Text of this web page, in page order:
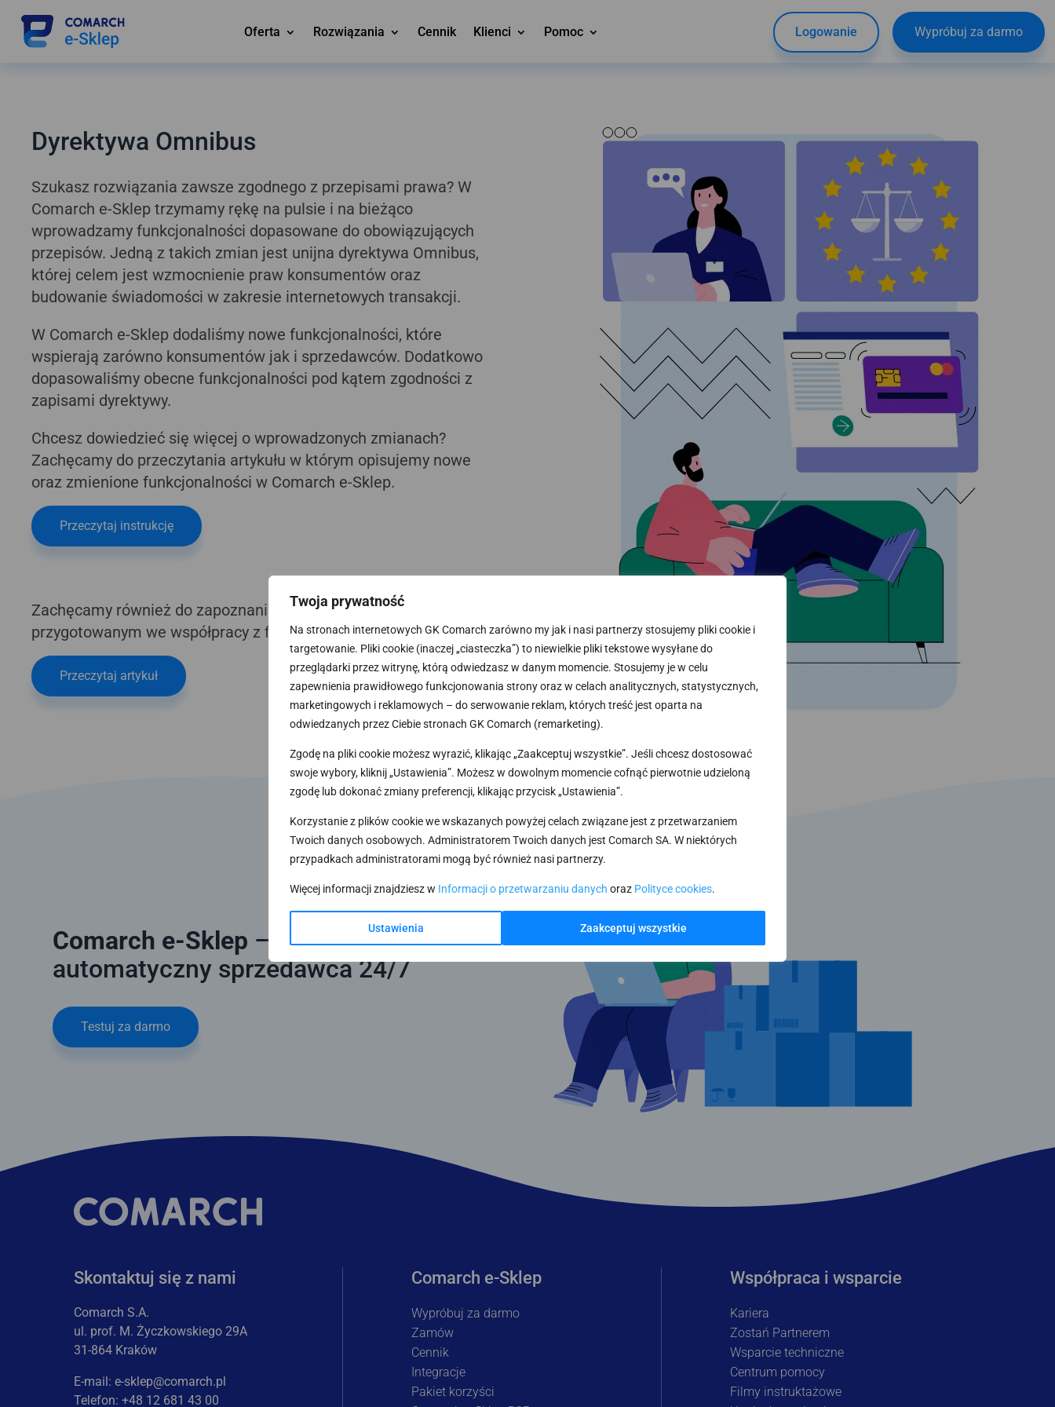
Twoja prywatność
Na stronach internetowych GK Comarch zarówno my jak i nasi partnerzy stosujemy pliki cookie i
targetowanie. Pliki cookie (inaczej „ciasteczka”) to niewielkie pliki tekstowe wysyłane do
przeglądarki przez witrynę, którą odwiedzasz w danym momencie. Stosujemy je w celu
zapewnienia prawidłowego funkcjonowania strony oraz w celach analitycznych, statystycznych,
marketingowych i reklamowych – do serwowanie reklam, których treść jest oparta na
odwiedzanych przez Ciebie stronach GK Comarch (remarketing).
Zgodę na pliki cookie możesz wyrazić, klikając „Zaakceptuj wszystkie”. Jeśli chcesz dostosować
swoje wybory, kliknij „Ustawienia”. Możesz w dowolnym momencie cofnąć pierwotnie udzieloną
zgodę lub dokonać zmiany preferencji, klikając przycisk „Ustawienia”.
Korzystanie z plików cookie we wskazanych powyżej celach związane jest z przetwarzaniem
Twoich danych osobowych. Administratorem Twoich danych jest Comarch SA. W niektórych
przypadkach administratorami mogą być również nasi partnerzy.
Więcej informacji znajdziesz w Informacji o przetwarzaniu danych oraz Polityce cookies.
Ustawienia Zaakceptuj wszystkie
Oferta Rozwiązania Cennik Klienci Pomoc Logowanie Wypróbuj za darmo
Dyrektywa Omnibus
Szukasz rozwiązania zawsze zgodnego z przepisami prawa? W
Comarch e-Sklep trzymamy rękę na pulsie i na bieżąco
wprowadzamy funkcjonalności dopasowane do obowiązujących
przepisów. Jedną z takich zmian jest unijna dyrektywa Omnibus,
której celem jest wzmocnienie praw konsumentów oraz
budowanie świadomości w zakresie internetowych transakcji.
W Comarch e-Sklep dodaliśmy nowe funkcjonalności, które
wspierają zarówno konsumentów jak i sprzedawców. Dodatkowo
dopasowaliśmy obecne funkcjonalności pod kątem zgodności z
zapisami dyrektywy.
Chcesz dowiedzieć się więcej o wprowadzonych zmianach?
Zachęcamy do przeczytania artykułu w którym opisujemy nowe
oraz zmienione funkcjonalności w Comarch e-Sklep.
Przeczytaj instrukcję
Zachęcamy również do zapoznania się z artykułem
przygotowanym we współpracy z firmąProkonsumencki.pl
Przeczytaj artykuł
Comarch e-Sklep – Twój
automatyczny sprzedawca 24/7
Testuj za darmo
Skontaktuj się z nami
Comarch S.A.
ul. prof. M. Życzkowskiego 29A
31-864 Kraków
E-mail:e-sklep@comarch.pl
Telefon: +48 12 681 43 00
Comarch e-Sklep
Wypróbuj za darmo
Zamów
Cennik
Integracje
Pakiet korzyści
Współpraca i wsparcie
Kariera
Zostań Partnerem
Wsparcie techniczne
Centrum pomocy
Filmy instruktażowe